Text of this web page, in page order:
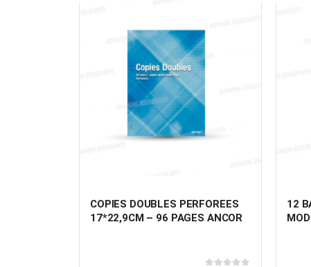
COPIES DOUBLES PERFOREES
17*22,9CM – 96 PAGES ANCOR
12